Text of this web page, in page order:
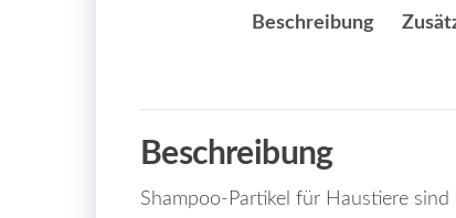
Beschreibung
Beschreibung
Shampoo-Partikel für Haustiere